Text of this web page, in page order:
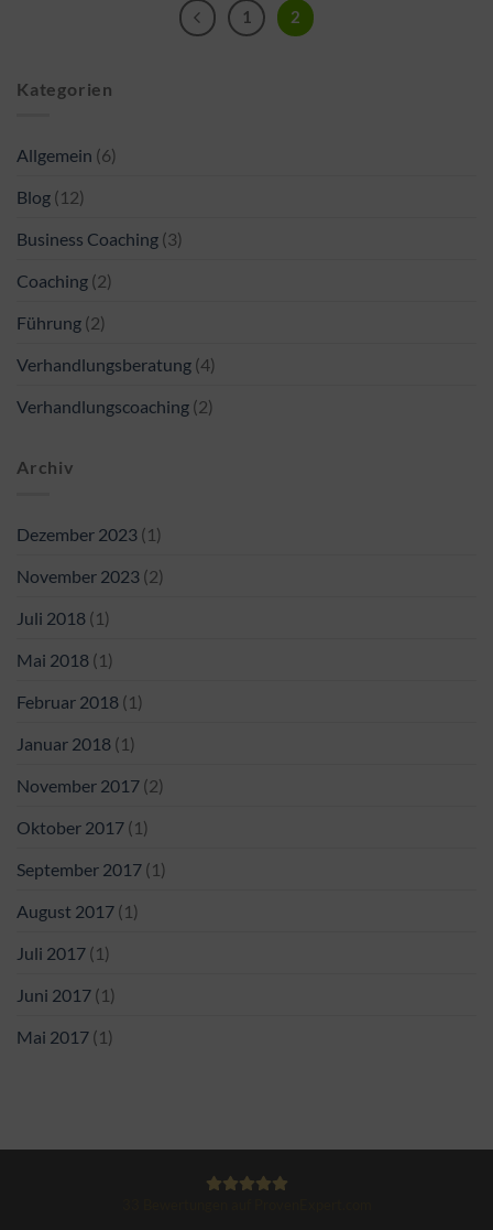
1 2
Kategorien
Allgemein (6)
Blog (12)
Business Coaching (3)
Coaching (2)
Führung (2)
Verhandlungsberatung (4)
Verhandlungscoaching (2)
Archiv
Dezember 2023 (1)
November 2023 (2)
Juli 2018 (1)
Mai 2018 (1)
Februar 2018 (1)
Januar 2018 (1)
November 2017 (2)
Oktober 2017 (1)
September 2017 (1)
August 2017 (1)
Juli 2017 (1)
Juni 2017 (1)
Mai 2017 (1)